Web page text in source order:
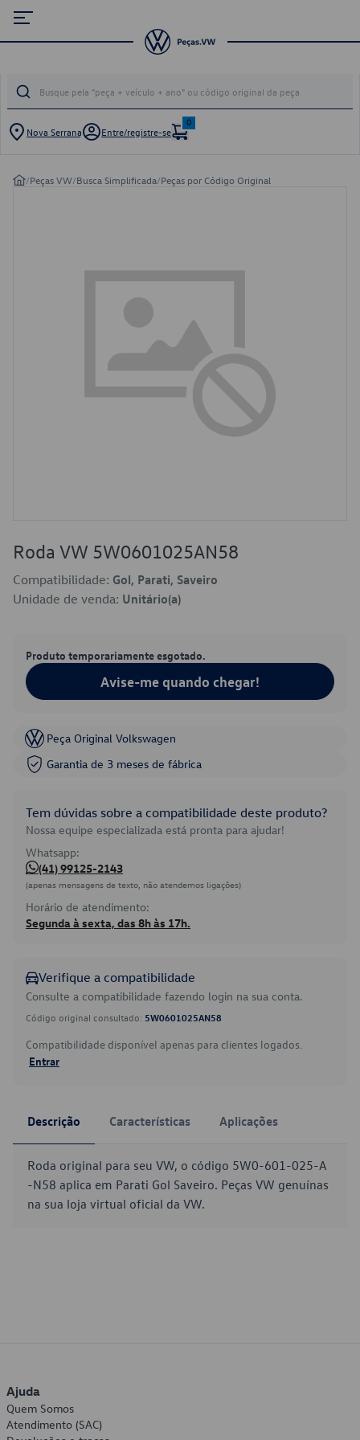
Nova Serrana Entre/registre-se
0
/Peças VW/Busca Simplificada/Peças por Código Original
Roda VW 5W0601025AN58
Compatibilidade: Gol, Parati, Saveiro
Unidade de venda: Unitário(a)
Produto temporariamente esgotado.
Avise-me quando chegar!
Peça Original Volkswagen
Garantia de 3 meses de fábrica
Tem dúvidas sobre a compatibilidade deste produto?
Nossa equipe especializada está pronta para ajudar!
Whatsapp:
(41) 99125-2143
(apenas mensagens de texto, não atendemos ligações)
Horário de atendimento:
Segunda à sexta, das 8h às 17h.
Verifique a compatibilidade
Consulte a compatibilidade fazendo login na sua conta.
Código original consultado: 5W0601025AN58
Compatibilidade disponível apenas para clientes logados.
Entrar
Descrição Características Aplicações
Roda original para seu VW, o código 5W0-601-025-A
-N58 aplica em Parati Gol Saveiro. Peças VW genuínas
na sua loja virtual oficial da VW.
Ajuda
Quem Somos
Atendimento (SAC)